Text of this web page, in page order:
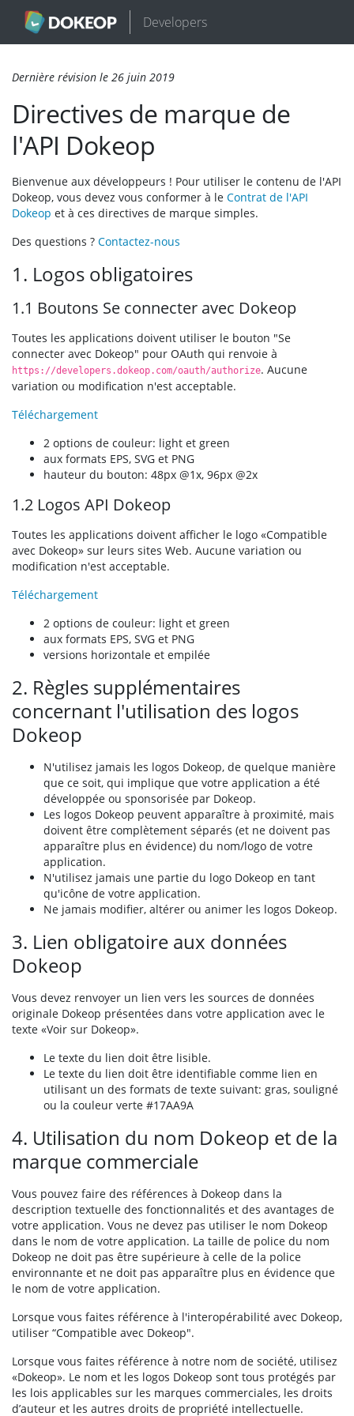
Developers
Dernière révision le 26 juin 2019
Directives de marque de
l'API Dokeop
Bienvenue aux développeurs ! Pour utiliser le contenu de l'API
Dokeop, vous devez vous conformer à le Contrat de l'API
Dokeop et à ces directives de marque simples.
Des questions ? Contactez-nous
1. Logos obligatoires
1.1 Boutons Se connecter avec Dokeop
Toutes les applications doivent utiliser le bouton "Se
connecter avec Dokeop" pour OAuth qui renvoie à
https://developers.dokeop.com/oauth/authorize. Aucune
variation ou modification n'est acceptable.
Téléchargement
2 options de couleur: light et green
aux formats EPS, SVG et PNG
hauteur du bouton: 48px @1x, 96px @2x
1.2 Logos API Dokeop
Toutes les applications doivent afficher le logo «Compatible
avec Dokeop» sur leurs sites Web. Aucune variation ou
modification n'est acceptable.
Téléchargement
2 options de couleur: light et green
aux formats EPS, SVG et PNG
versions horizontale et empilée
2. Règles supplémentaires
concernant l'utilisation des logos
Dokeop
N'utilisez jamais les logos Dokeop, de quelque manière
que ce soit, qui implique que votre application a été
développée ou sponsorisée par Dokeop.
Les logos Dokeop peuvent apparaître à proximité, mais
doivent être complètement séparés (et ne doivent pas
apparaître plus en évidence) du nom/logo de votre
application.
N'utilisez jamais une partie du logo Dokeop en tant
qu'icône de votre application.
Ne jamais modifier, altérer ou animer les logos Dokeop.
3. Lien obligatoire aux données
Dokeop
Vous devez renvoyer un lien vers les sources de données
originale Dokeop présentées dans votre application avec le
texte «Voir sur Dokeop».
Le texte du lien doit être lisible.
Le texte du lien doit être identifiable comme lien en
utilisant un des formats de texte suivant: gras, souligné
ou la couleur verte #17AA9A
4. Utilisation du nom Dokeop et de la
marque commerciale
Vous pouvez faire des références à Dokeop dans la
description textuelle des fonctionnalités et des avantages de
votre application. Vous ne devez pas utiliser le nom Dokeop
dans le nom de votre application. La taille de police du nom
Dokeop ne doit pas être supérieure à celle de la police
environnante et ne doit pas apparaître plus en évidence que
le nom de votre application.
Lorsque vous faites référence à l'interopérabilité avec Dokeop,
utiliser “Compatible avec Dokeop".
Lorsque vous faites référence à notre nom de société, utilisez
«Dokeop». Le nom et les logos Dokeop sont tous protégés par
les lois applicables sur les marques commerciales, les droits
d’auteur et les autres droits de propriété intellectuelle.